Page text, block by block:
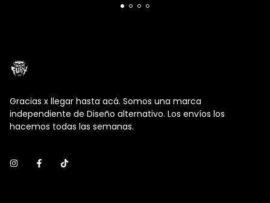
Gracias x llegar hasta acá. Somos una marca
independiente de Diseño alternativo. Los envíos los
hacemos todas las semanas.